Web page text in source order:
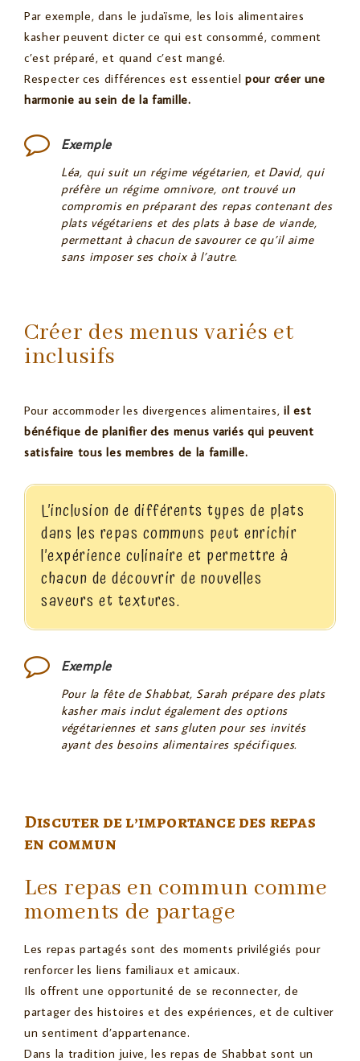
Par exemple, dans le judaïsme, les lois alimentaires
kasher peuvent dicter ce qui est consommé, comment
c’est préparé, et quand c’est mangé.
Respecter ces différences est essentiel pour créer une
harmonie au sein de la famille.
Exemple
Léa, qui suit un régime végétarien, et David, qui
préfère un régime omnivore, ont trouvé un
compromis en préparant des repas contenant des
plats végétariens et des plats à base de viande,
permettant à chacun de savourer ce qu’il aime
sans imposer ses choix à l’autre.
Créer des menus variés et
inclusifs
Pour accommoder les divergences alimentaires,il est
bénéfique de planifier des menus variés qui peuvent
satisfaire tous les membres de la famille.
L’inclusion de différents types de plats
dans les repas communs peut enrichir
l’expérience culinaire et permettre à
chacun de découvrir de nouvelles
saveurs et textures.
Exemple
Pour la fête de Shabbat, Sarah prépare des plats
kasher mais inclut également des options
végétariennes et sans gluten pour ses invités
ayant des besoins alimentaires spécifiques.
Discuter de l’importance des repas
en commun
Les repas en commun comme
moments de partage
Les repas partagés sont des moments privilégiés pour
renforcer les liens familiaux et amicaux.
Ils offrent une opportunité de se reconnecter, de
partager des histoires et des expériences, et de cultiver
un sentiment d’appartenance.
Dans la tradition juive, les repas de Shabbat sont un